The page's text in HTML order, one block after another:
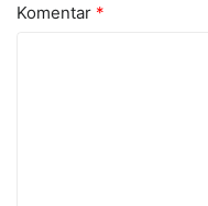
Komentar *